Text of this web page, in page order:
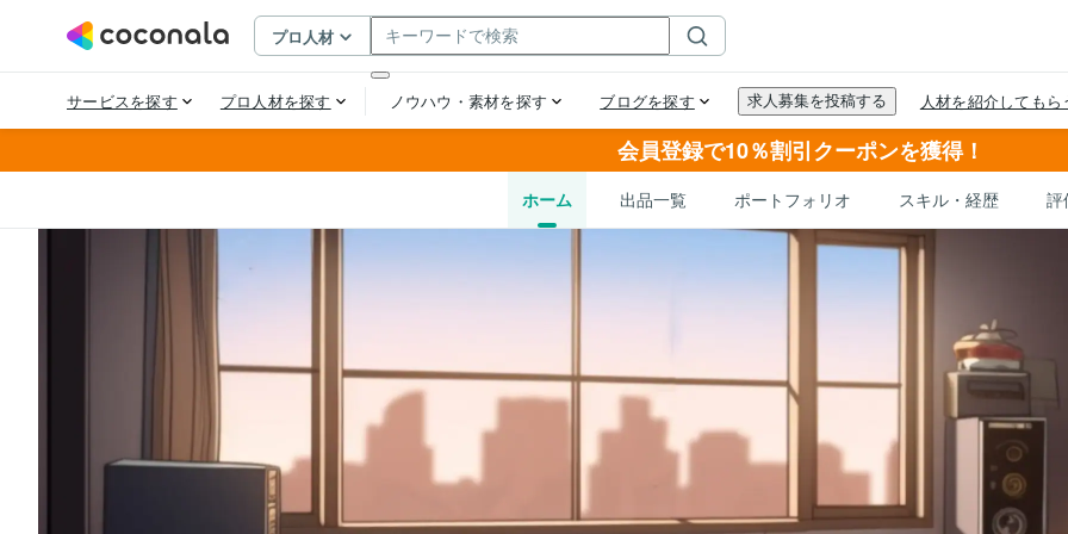
会員登録で10％割引クーポンを獲得！
ホーム 出品一覧 ポートフォリオ スキル・経歴 評